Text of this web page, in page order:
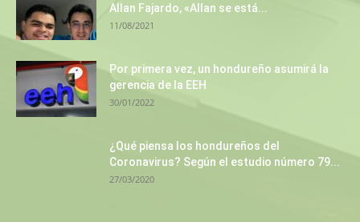
Allan Fajardo, «Allan se está...
11/08/2021
Por primera vez, un hondureño asumirá la
gerencia de la EEH
30/01/2022
¿Qué piensa los hondureños del
Coronavirus? Según el estudio número 79...
27/03/2020